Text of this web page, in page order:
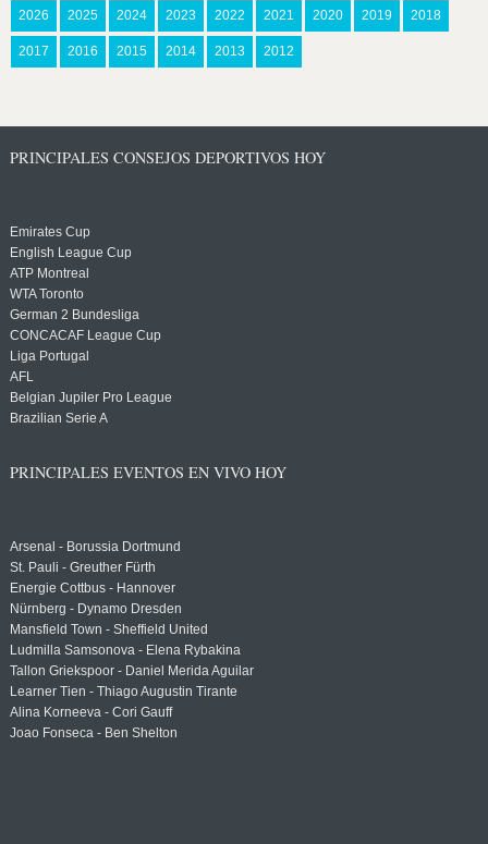
2026 2025 2024 2023 2022 2021 2020 2019 2018
2017 2016 2015 2014 2013 2012
PRINCIPALES CONSEJOS DEPORTIVOS HOY
Emirates Cup
English League Cup
ATP Montreal
WTA Toronto
German 2 Bundesliga
CONCACAF League Cup
Liga Portugal
AFL
Belgian Jupiler Pro League
Brazilian Serie A
PRINCIPALES EVENTOS EN VIVO HOY
Arsenal - Borussia Dortmund
St. Pauli - Greuther Fürth
Energie Cottbus - Hannover
Nürnberg - Dynamo Dresden
Mansfield Town - Sheffield United
Ludmilla Samsonova - Elena Rybakina
Tallon Griekspoor - Daniel Merida Aguilar
Learner Tien - Thiago Augustin Tirante
Alina Korneeva - Cori Gauff
Joao Fonseca - Ben Shelton